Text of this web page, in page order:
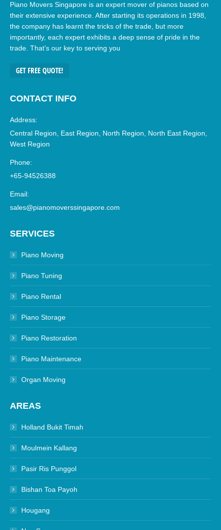
Piano Movers Singapore is an expert mover of pianos based on
their extensive experience. After starting its operations in 1998,
the company has learnt the tricks of the trade, but more
importantly, each expert exhibits a deep sense of pride in the
trade. That’s our key to serving you
GET FREE QUOTE!
CONTACT INFO
Address:
Central Region, East Region, North Region, North East Region,
West Region
Phone:
+65-94526388
Email:
sales@pianomoverssingapore.com
SERVICES
Piano Moving
Piano Tuning
Piano Rental
Piano Storage
Piano Restoration
Piano Maintenance
Organ Moving
AREAS
Holland Bukit Timah
Moulmein Kallang
Pasir Ris Punggol
Bishan Toa Payoh
Hougang